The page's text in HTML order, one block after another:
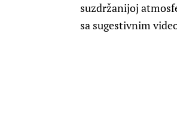
suzdržanijoj
sa sugestivnim